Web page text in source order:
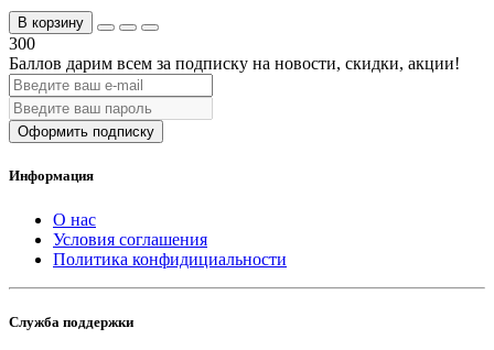
В корзину
300
Баллов дарим всем за подписку на новости, скидки, акции!
Оформить подписку
Информация
О нас
Условия соглашения
Политика конфидициальности
Служба поддержки